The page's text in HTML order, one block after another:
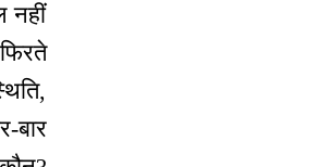
नहीं
बार